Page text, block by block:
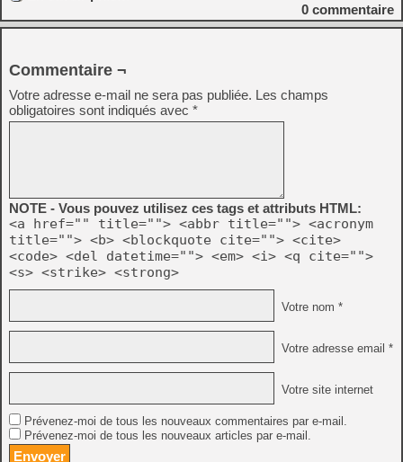
0 commentaire
Commentaire ¬
Votre adresse e-mail ne sera pas publiée. Les champs
obligatoires sont indiqués avec *
NOTE - Vous pouvez utilisez ces tags et attributs HTML:
<a href="" title=""> <abbr title=""> <acronym
title=""> <b> <blockquote cite=""> <cite>
<code> <del datetime=""> <em> <i> <q cite="">
<s> <strike> <strong>
Votre nom *
Votre adresse email *
Votre site internet
Prévenez-moi de tous les nouveaux commentaires par e-mail.
Prévenez-moi de tous les nouveaux articles par e-mail.